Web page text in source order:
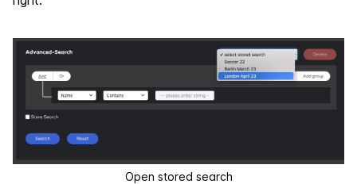
Open stored search